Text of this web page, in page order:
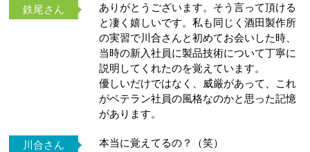
鉄尾さん
ありがとうございます。そう言って頂ける
と凄く嬉しいです。私も同じく酒田製作所
の実習で川合さんと初めてお会いした時、
当時の新入社員に製品技術について丁寧に
説明してくれたのを覚えています。
優しいだけではなく、威厳があって、これ
がベテラン社員の風格なのかと思った記憶
があります。
川合さん 本当に覚えてるの？（笑）